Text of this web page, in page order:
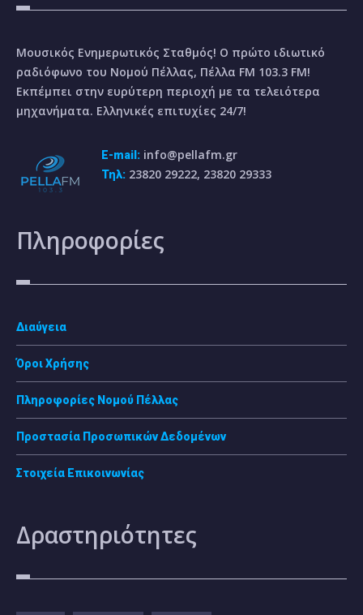
Μουσικός Ενημερωτικός Σταθμός! Ο πρώτο ιδιωτικό
ραδιόφωνο του Νομού Πέλλας, Πέλλα FM 103.3 FM!
Εκπέμπει στην ευρύτερη περιοχή με τα τελειότερα
μηχανήματα. Ελληνικές επιτυχίες 24/7!
E-mail: info@pellafm.gr
Τηλ: 23820 29222, 23820 29333
Πληροφορίες
Διαύγεια
Όροι Χρήσης
Πληροφορίες Νομού Πέλλας
Προστασία Προσωπικών Δεδομένων
Στοιχεία Επικοινωνίας
Δραστηριότητες